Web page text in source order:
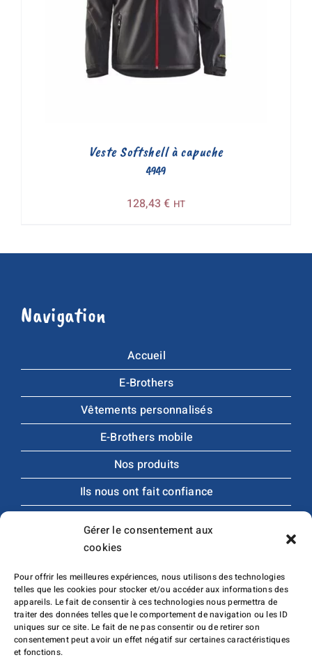
Gérer le consentement aux
cookies
Pour offrir les meilleures expériences, nous utilisons des technologies
telles que les cookies pour stocker et/ou accéder aux informations des
appareils. Le fait de consentir à ces technologies nous permettra de
traiter des données telles que le comportement de navigation ou les ID
uniques sur ce site. Le fait de ne pas consentir ou de retirer son
consentement peut avoir un effet négatif sur certaines caractéristiques
et fonctions.
4949
Veste Softshell à capuche
128,43€ HT
Navigation
Accueil
E-Brothers
Vêtements personnalisés
E-Brothers mobile
Nos produits
Ils nous ont fait confiance
Contact